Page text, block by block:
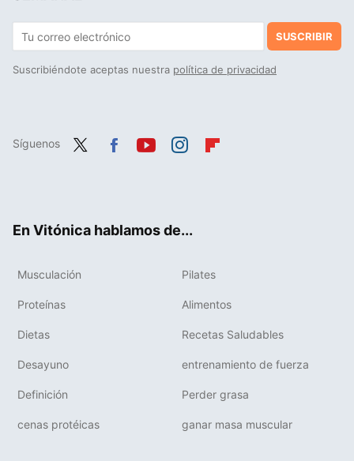
SUSCRIBIR
Suscribiéndote aceptas nuestra política de privacidad
Síguenos
En Vitónica hablamos de...
Musculación Pilates
Proteínas Alimentos
Dietas Recetas Saludables
Desayuno entrenamiento de fuerza
Definición Perder grasa
cenas protéicas ganar masa muscular